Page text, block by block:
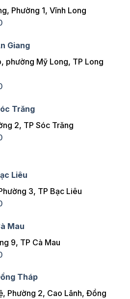
Phường 1, Vĩnh Long
Giang
phường Mỹ Long, TP Long
Trăng
2, TP Sóc Trăng
Liêu
3, TP Bạc Liêu
Mau
9, TP Cà Mau
Tháp
Phường 2, Cao Lãnh, Đồng